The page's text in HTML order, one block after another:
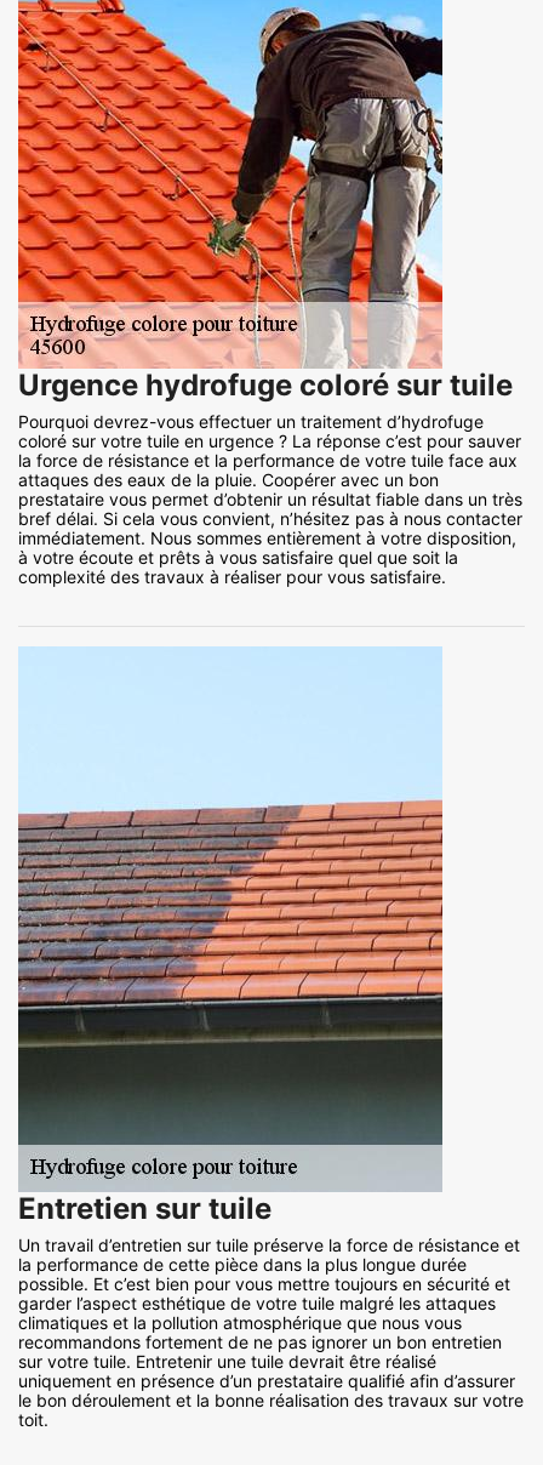
Urgence hydrofuge coloré sur tuile
Pourquoi devrez-vous effectuer un traitement d’hydrofuge
coloré sur votre tuile en urgence ? La réponse c’est pour sauver
la force de résistance et la performance de votre tuile face aux
attaques des eaux de la pluie. Coopérer avec un bon
prestataire vous permet d’obtenir un résultat fiable dans un très
bref délai. Si cela vous convient, n’hésitez pas à nous contacter
immédiatement. Nous sommes entièrement à votre disposition,
à votre écoute et prêts à vous satisfaire quel que soit la
complexité des travaux à réaliser pour vous satisfaire.
Entretien sur tuile
Un travail d’entretien sur tuile préserve la force de résistance et
la performance de cette pièce dans la plus longue durée
possible. Et c’est bien pour vous mettre toujours en sécurité et
garder l’aspect esthétique de votre tuile malgré les attaques
climatiques et la pollution atmosphérique que nous vous
recommandons fortement de ne pas ignorer un bon entretien
sur votre tuile. Entretenir une tuile devrait être réalisé
uniquement en présence d’un prestataire qualifié afin d’assurer
le bon déroulement et la bonne réalisation des travaux sur votre
toit.